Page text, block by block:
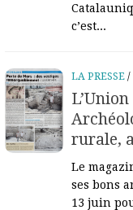
c’est...
LA PRESSE /
rurale,
Le
ses bons
13 juin